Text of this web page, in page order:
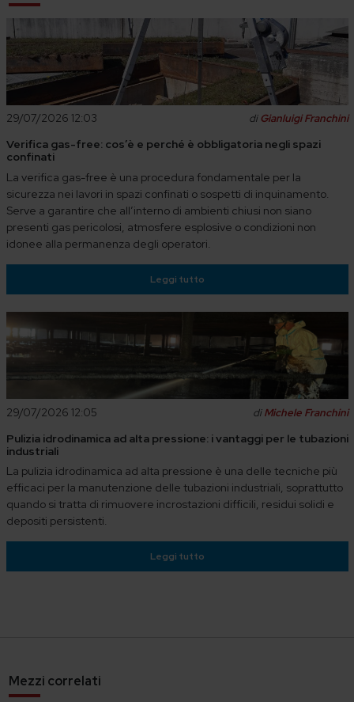
29/07/2026 12:03 diGianluigi Franchini
Verifica gas-free: cos’è e perché è obbligatoria negli spazi
confinati
La verifica gas-free è una procedura fondamentale per la
sicurezza nei lavori in spazi confinati o sospetti di inquinamento.
Serve a garantire che all’interno di ambienti chiusi non siano
presenti gas pericolosi, atmosfere esplosive o condizioni non
idonee alla permanenza degli operatori.
Leggi tutto
29/07/2026 12:05 diMichele Franchini
Pulizia idrodinamica ad alta pressione: i vantaggi per le tubazioni
industriali
La pulizia idrodinamica ad alta pressione è una delle tecniche più
efficaci per la manutenzione delle tubazioni industriali, soprattutto
quando si tratta di rimuovere incrostazioni difficili, residui solidi e
depositi persistenti.
Leggi tutto
Mezzi correlati